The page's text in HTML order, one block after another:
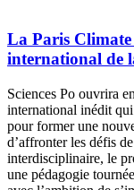
La Paris
international de
Sciences Po ouvrira
international inédit qui
pour former une
d’affronter les défis
interdisciplinaire, le
une pédagogie